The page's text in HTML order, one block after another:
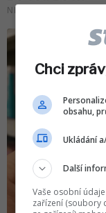
Chci
obsahu,
Ukládání
Další
Vaše osobní
zařízení (soubory